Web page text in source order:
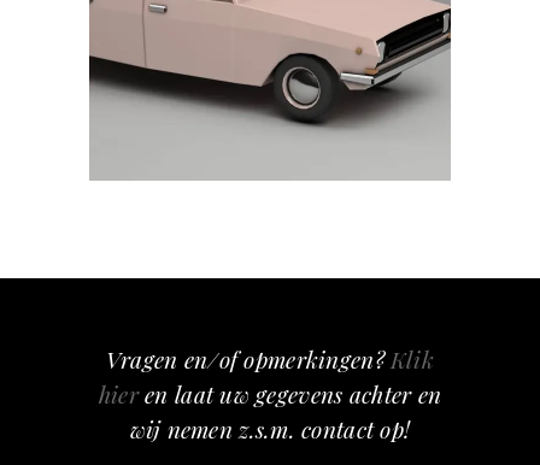
Vragen en/of opmerkingen?Klik
hieren laat uw gegevens achter en
wij nemen z.s.m. contact op!